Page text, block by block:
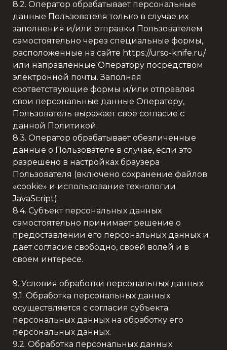
8.2. Оператор обрабатывает персональные
данные Пользователя только в случае их
заполнения и/или отправки Пользователем
самостоятельно через специальные формы,
расположенные на сайте https://urso-knife.ru/
или направленные Оператору посредством
электронной почты. Заполняя
соответствующие формы и/или отправляя
свои персональные данные Оператору,
Пользователь выражает свое согласие с
данной Политикой.
8.3. Оператор обрабатывает обезличенные
данные о Пользователе в случае, если это
разрешено в настройках браузера
Пользователя (включено сохранение файлов
«cookie» и использование технологии
JavaScript).
8.4. Субъект персональных данных
самостоятельно принимает решение о
предоставлении его персональных данных и
дает согласие свободно, своей волей и в
своем интересе.
9. Условия обработки персональных данных
9.1. Обработка персональных данных
осуществляется с согласия субъекта
персональных данных на обработку его
персональных данных.
9.2. Обработка персональных данных